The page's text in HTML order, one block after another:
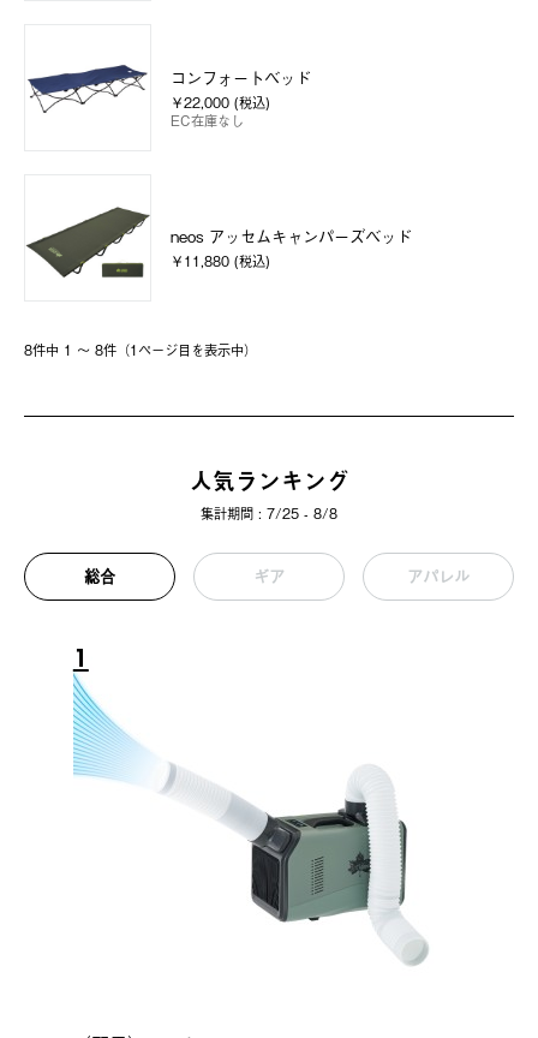
コンフォートベッド
￥22,000 (税込)
EC在庫なし
neos アッセムキャンパーズベッド
￥11,880 (税込)
8件中 1 〜 8件（1ページ⽬を表⽰中）
人気ランキング
集計期間 : 7/25 - 8/8
総合 ギア アパレル
1